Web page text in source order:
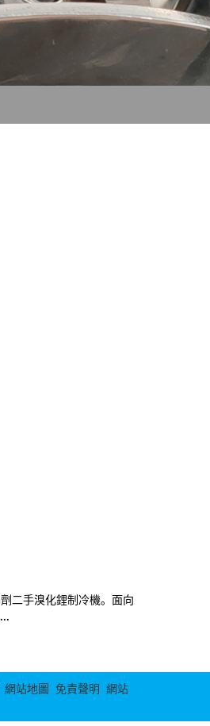
二手溴化鋰制冷機。面向
網站地圖 免責聲明
網站